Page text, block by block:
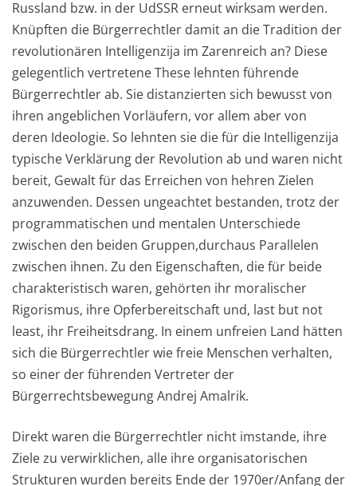
Russland bzw. in der UdSSR erneutwirksam werden.
Knüpften die Bürgerrechtler damitan die Tradition der
revolutionären Intelligenzija im Zarenreich an? Diese
gelegentlich vertretene These lehnten führende
Bürgerrechtlerab. Sie distanzierten sich bewusst von
ihren angeblichen Vorläufern, vor allem abervon
deren Ideologie. So lehnten sie die für die Intelligenzija
typische Verklärung der Revolution ab und waren nicht
bereit, Gewalt für das Erreichen von hehren Zielen
anzuwenden. Dessen ungeachtet bestanden, trotz der
programmatischen und mentalen Unterschiede
zwischen den beiden Gruppen,durchaus Parallelen
zwischen ihnen. Zu den Eigenschaften, die für beide
charakteristisch waren, gehörten ihr moralischer
Rigorismus, ihre Opferbereitschaft und, last but not
least, ihr Freiheitsdrang. In einem unfreien Land hätten
sich die Bürgerrechtler wie freie Menschen verhalten,
so einer der führenden Vertreter der
BürgerrechtsbewegungAndrej Amalrik.
Direkt waren die Bürgerrechtler nicht imstande, ihre
Ziele zu verwirklichen, alle ihre organisatorischen
Strukturen wurden bereits Ende der 1970er/Anfang der